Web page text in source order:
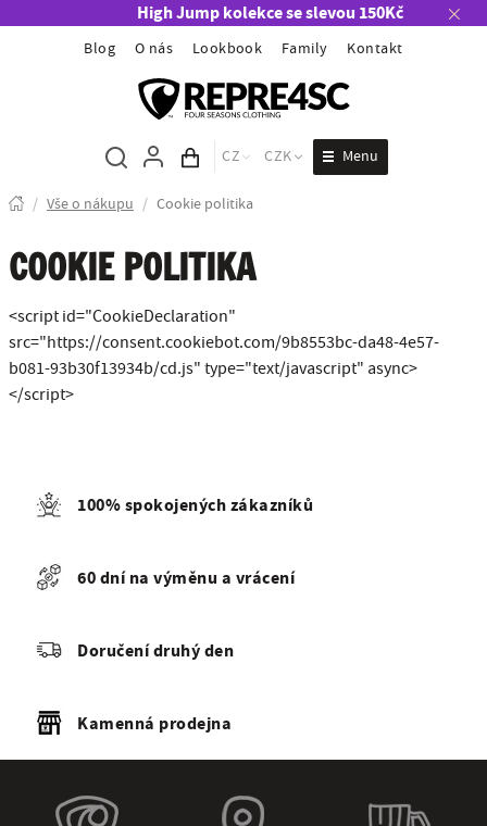
High Jump kolekce se slevou 150Kč
Blog O nás Lookbook Family Kontakt
Obsah košíku
CZ CZK Menu
/ Vše o nákupu / Cookie politika
COOKIE POLITIKA
<script id="CookieDeclaration"
src="https://consent.cookiebot.com/9b8553bc-da48-4e57-
b081-93b30f13934b/cd.js" type="text/javascript" async>
</script>
100% spokojených zákazníků
60 dní na výměnu a vrácení
Doručení druhý den
Kamenná prodejna